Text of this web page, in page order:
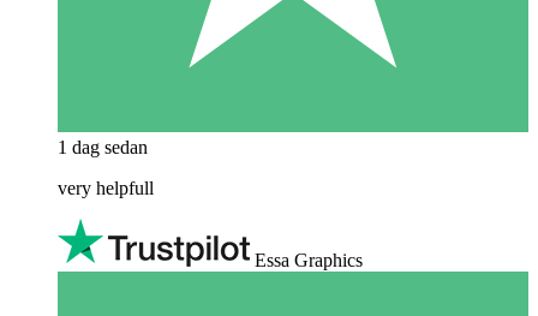
1 dag sedan
very helpfull
Essa Graphics